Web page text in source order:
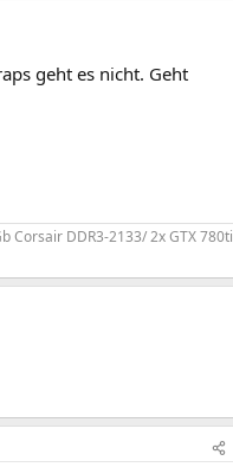
geht es nicht. Geht
Corsair DDR3-2133/ 2x GTX 780ti